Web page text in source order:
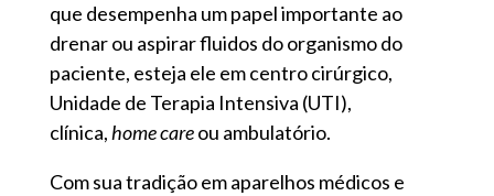
que desempenha um papel importante ao
drenar ou aspirar fluidos do organismo do
paciente, esteja ele em centro cirúrgico,
Unidade de Terapia Intensiva (UTI),
clínica,home careou ambulatório.
Com sua tradição em aparelhos médicos e